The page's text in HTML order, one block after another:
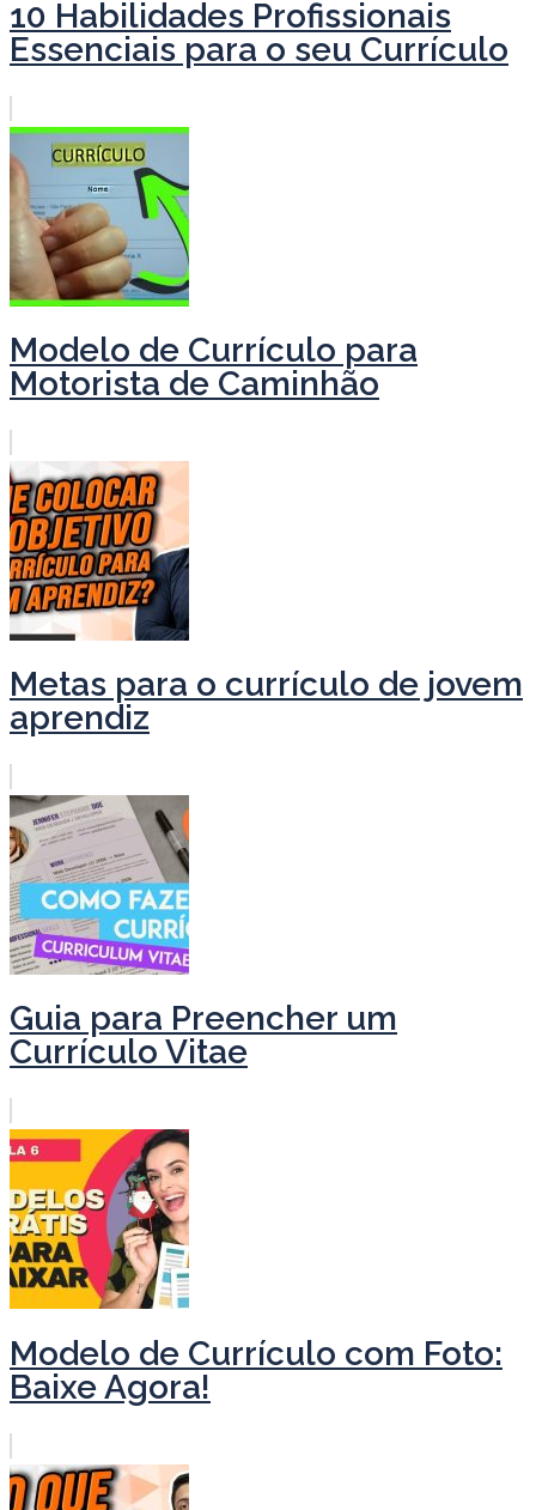
10 Habilidades Profissionais
Essenciais para o seu Currículo
Modelo de Currículo para
Motorista de Caminhão
Metas para o currículo de jovem
aprendiz
Guia para Preencher um
Currículo Vitae
Modelo de Currículo com Foto:
Baixe Agora!